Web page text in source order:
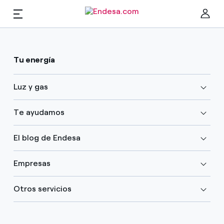
Encuentra la tarifa que más te conviene
Compara nuestras tarifas de empresa y ahorra
Servicios
Movilidad
PARA TI
Tu energía
Luz y gas
Te ayudamos
El blog de Endesa
Empresas
Otros servicios